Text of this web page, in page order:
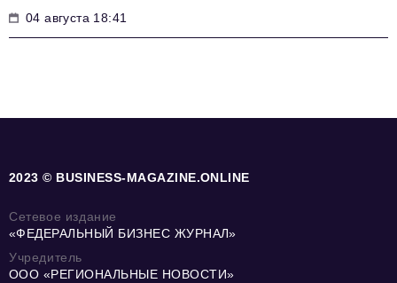
04 августа 18:41
2023 © BUSINESS-MAGAZINE.ONLINE
Сетевое издание
«ФЕДЕРАЛЬНЫЙ БИЗНЕС ЖУРНАЛ»
Учредитель
ООО «РЕГИОНАЛЬНЫЕ НОВОСТИ»